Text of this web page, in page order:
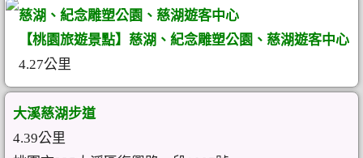
慈湖、紀念雕塑公園、慈湖遊客中心
【桃園旅遊景點】慈湖、紀念雕塑公園、慈湖遊客中心
4.27公里
大溪慈湖步道
4.39公里